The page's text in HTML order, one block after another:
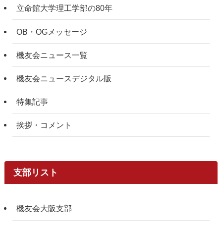
立命館大学理工学部の80年
OB・OGメッセージ
機友会ニュース一覧
機友会ニュースデジタル版
特集記事
挨拶・コメント
支部リスト
機友会大阪支部